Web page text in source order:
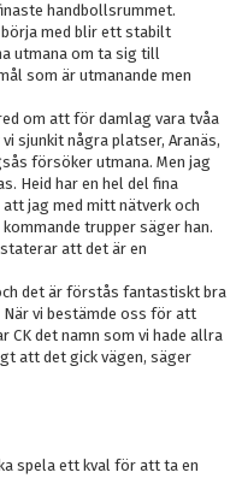
handbollsrummet.
med blir ett stabilt
utmana om ta sig till
som är utmanande men
om att för damlag vara tvåa
sjunkit några platser, Aranäs,
försöker utmana. Men jag
Heid har en hel del fina
jag med mitt nätverk och
trupper säger han.
att det är en
det är förstås fantastiskt bra
vi bestämde oss för att
CK det namn som vi hade allra
att det gick vägen, säger
spela ett kval för att ta en